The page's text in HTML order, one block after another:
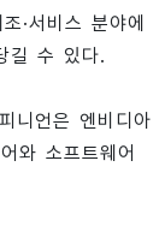
·서비스 분야에
길 수 있다.
니언은 엔비디아
와 소프트웨어